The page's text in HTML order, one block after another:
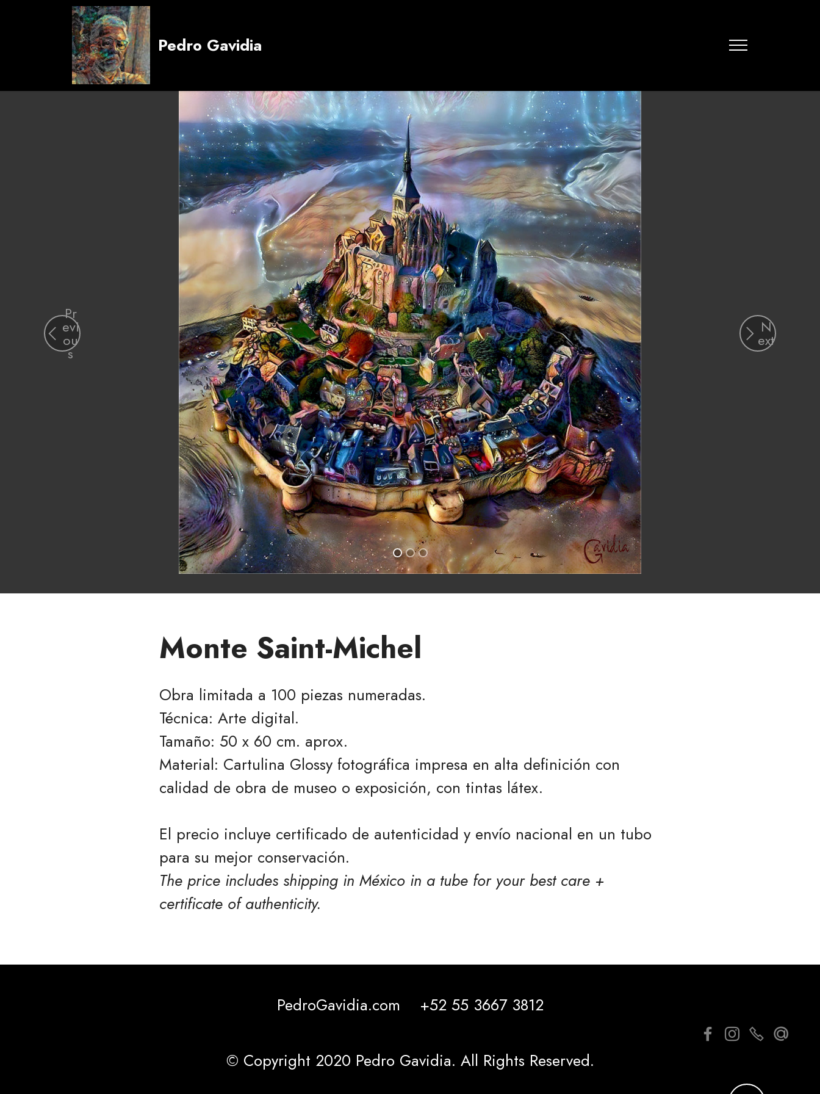
Pedro Gavidia
Pr
evi
ou
s
N
ext
Monte Saint-Michel
Obra limitada a 100 piezas numeradas.
Técnica: Arte digital.
Tamaño: 50 x 60 cm. aprox.
Material: Cartulina Glossy fotográfica impresa en alta definición con
calidad de obra de museo o exposición, con tintas látex.
El precio incluye certificado de autenticidad y envío nacional en un tubo
para su mejor conservación.
The price includes shipping in México in a tube for your best care +
certificate of authenticity.
PedroGavidia.com +52 55 3667 3812
© Copyright 2020 Pedro Gavidia. All Rights Reserved.